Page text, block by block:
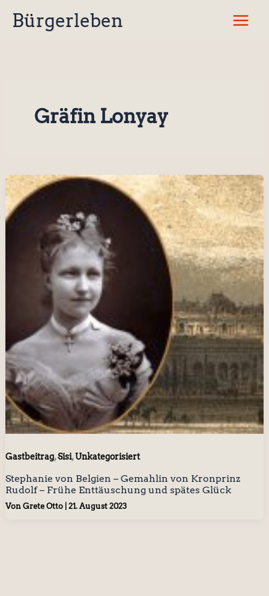
InhaltBürgerleben
Gräfin Lonyay
Gastbeitrag,Sisi,Unkategorisiert
Stephanie von Belgien – Gemahlin von Kronprinz
Rudolf – Frühe Enttäuschung und spätes Glück
Von Grete Otto 21. August 2023